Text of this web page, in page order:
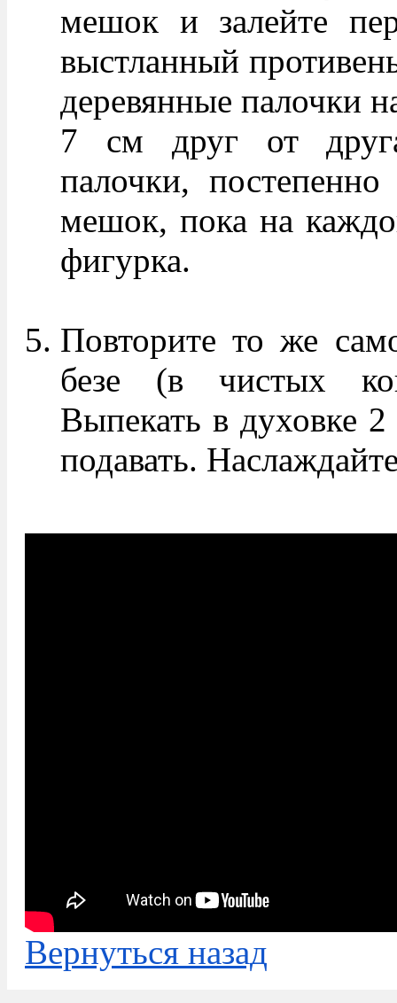
мешок и залейте
выстланный
деревянные палочки
7 см друг от
палочки,
мешок, пока на
фигурка.
Повторите то же
безе (в чистых
Выпекать в духовке 2
подавать.
Вернуться назад